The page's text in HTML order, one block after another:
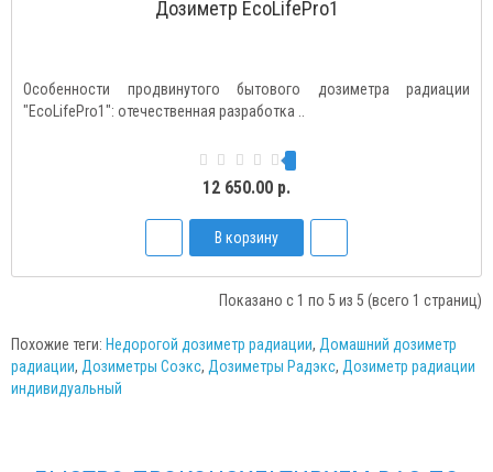
Дозиметр EcoLifePro1
Особенности продвинутого бытового дозиметра радиации
"EcoLifePro1": отечественная разработка ..
12 650.00 р.
В корзину
Показано с 1 по 5 из 5 (всего 1 страниц)
Похожие теги: Недорогой дозиметр радиации, Домашний дозиметр
радиации, Дозиметры Соэкс, Дозиметры Радэкс, Дозиметр радиации
индивидуальный